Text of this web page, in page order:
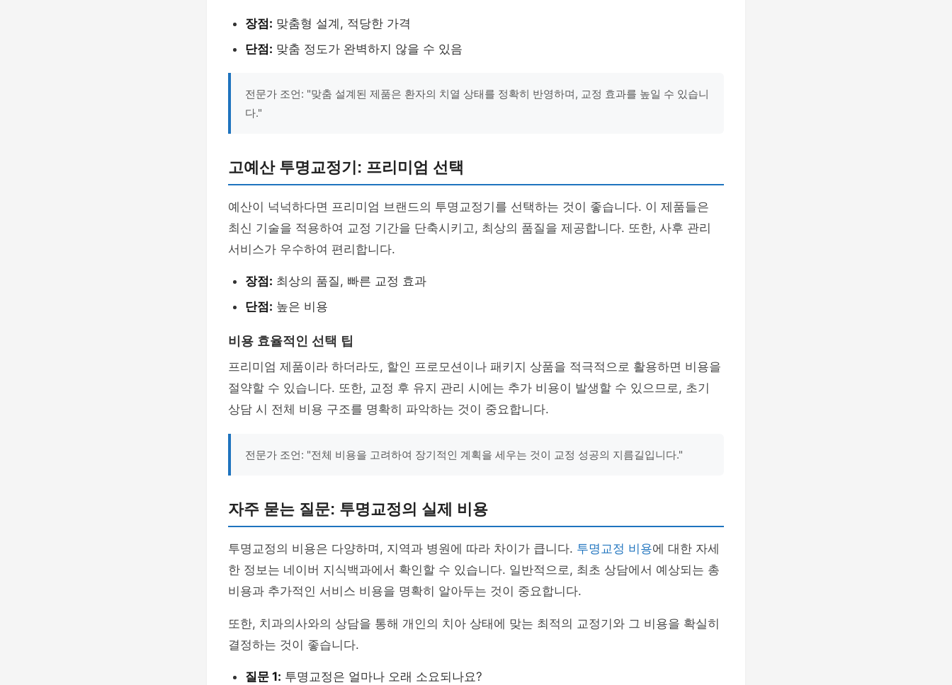
장점: 맞춤형 설계, 적당한 가격
단점: 맞춤 정도가 완벽하지 않을 수 있음
전문가 조언: "맞춤 설계된 제품은 환자의 치열 상태를 정확히 반영하며, 교정 효과를 높일 수 있습니
다."
고예산 투명교정기: 프리미엄 선택
예산이 넉넉하다면 프리미엄 브랜드의 투명교정기를 선택하는 것이 좋습니다. 이 제품들은
최신 기술을 적용하여 교정 기간을 단축시키고, 최상의 품질을 제공합니다. 또한, 사후 관리
서비스가 우수하여 편리합니다.
장점: 최상의 품질, 빠른 교정 효과
단점: 높은 비용
비용 효율적인 선택 팁
프리미엄 제품이라 하더라도, 할인 프로모션이나 패키지 상품을 적극적으로 활용하면 비용을
절약할 수 있습니다. 또한, 교정 후 유지 관리 시에는 추가 비용이 발생할 수 있으므로, 초기
상담 시 전체 비용 구조를 명확히 파악하는 것이 중요합니다.
전문가 조언: "전체 비용을 고려하여 장기적인 계획을 세우는 것이 교정 성공의 지름길입니다."
자주 묻는 질문: 투명교정의 실제 비용
투명교정의 비용은 다양하며, 지역과 병원에 따라 차이가 큽니다. 투명교정 비용에 대한 자세
한 정보는 네이버 지식백과에서 확인할 수 있습니다. 일반적으로, 최초 상담에서 예상되는 총
비용과 추가적인 서비스 비용을 명확히 알아두는 것이 중요합니다.
또한, 치과의사와의 상담을 통해 개인의 치아 상태에 맞는 최적의 교정기와 그 비용을 확실히
결정하는 것이 좋습니다.
질문 1: 투명교정은 얼마나 오래 소요되나요?